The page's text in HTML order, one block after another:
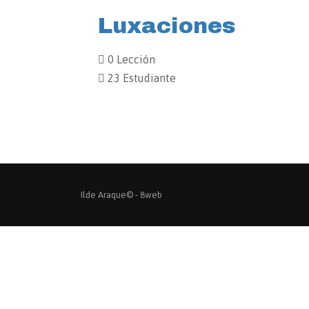
Luxaciones
0 Lección
23 Estudiante
Ilde Araque© - 8web